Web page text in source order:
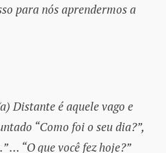
para nós aprendermos a
Distante é aquele vago e
“Como foi o seu dia?”,
… “O que você fez hoje?”